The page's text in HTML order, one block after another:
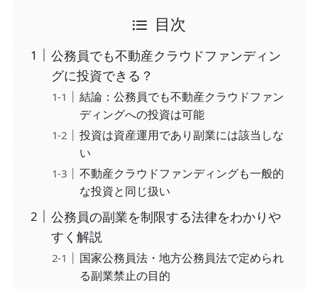
目次
公務員でも不動産クラウドファンディン
グに投資できる？
結論：公務員でも不動産クラウドファン
ディングへの投資は可能
投資は資産運用であり副業には該当しな
い
不動産クラウドファンディングも一般的
な投資と同じ扱い
公務員の副業を制限する法律をわかりや
すく解説
国家公務員法・地方公務員法で定められ
る副業禁止の目的